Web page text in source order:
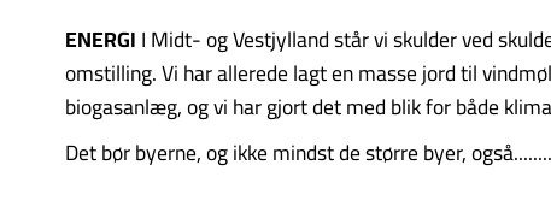
ENERGII Midt- og Vestjylland står vi skulder ved
omstilling. Vi har allerede lagt en masse jord til
biogasanlæg, og vi har gjort det med blik for både
Det bør byerne, og ikke mindst de større byer, også........